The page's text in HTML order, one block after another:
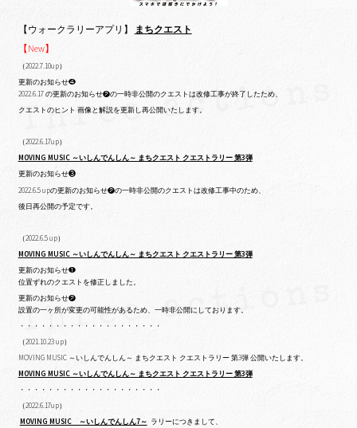
【ウォークラリーアプリ】
まちクエスト
【New】
（2022.7.10up）
更新のお知らせ❹
2022.6.17 の更新のお知らせ❷の一時非公開のクエストは改修工事が終了したため、
クエストのヒント 画像と解説を更新し再公開いたします。
（2022.6.17up）
MOVING MUSIC ～いしんでんしん～ まちクエスト クエストラリー 第3弾
更新のお知らせ❸
2022.6.5 upの更新のお知らせ❷の一時非公開のクエストは改修工事中のため、
後日再公開の予定です。
（2022.6.5 up）
MOVING MUSIC ～いしんでんしん～ まちクエスト クエストラリー 第3弾
更新のお知らせ❶
位置ずれのクエストを修正しました。
更新のお知らせ❷
設置の一ヶ所が変更の可能性があるため、一時非公開にしております。
・・・・・・・・・・・・・・・・・・・・
（2021.10.23 up）
MOVING MUSIC ～いしんでんしん～ まちクエスト クエストラリー 第3弾 公開いたします。
MOVING MUSIC ～いしんでんしん～ まちクエスト クエストラリー 第3弾
・・・・・・・・・・・・・・・・・・・・
（2022.6.17up）
MOVING MUSIC ～いしんでんしん7～ ラリーにつきまして、